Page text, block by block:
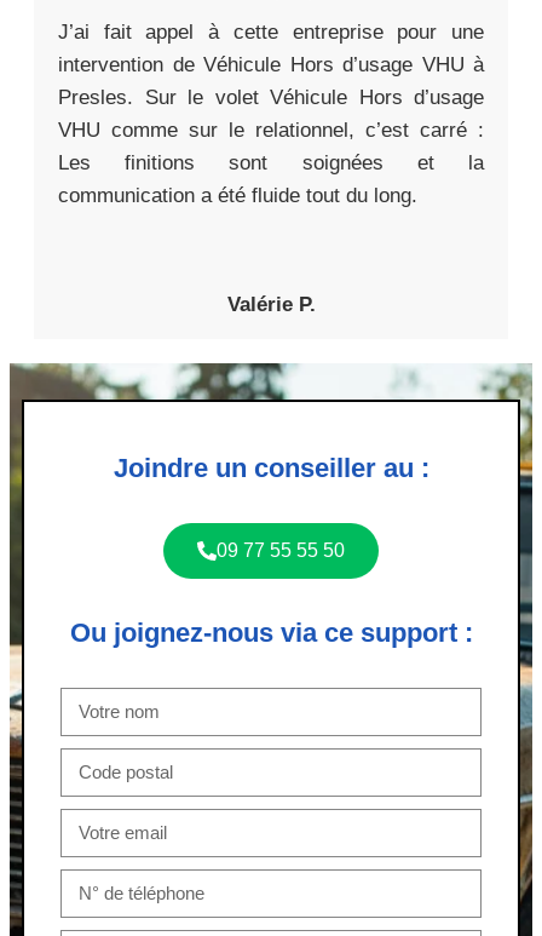
J’ai fait appel à cette entreprise pour une
intervention de Véhicule Hors d’usage VHU à
Presles. Sur le volet Véhicule Hors d’usage
VHU comme sur le relationnel, c’est carré :
Les finitions sont soignées et la
communication a été fluide tout du long.
Valérie P.
Joindre un conseiller au :
09 77 55 55 50
Ou joignez-nous via ce support :